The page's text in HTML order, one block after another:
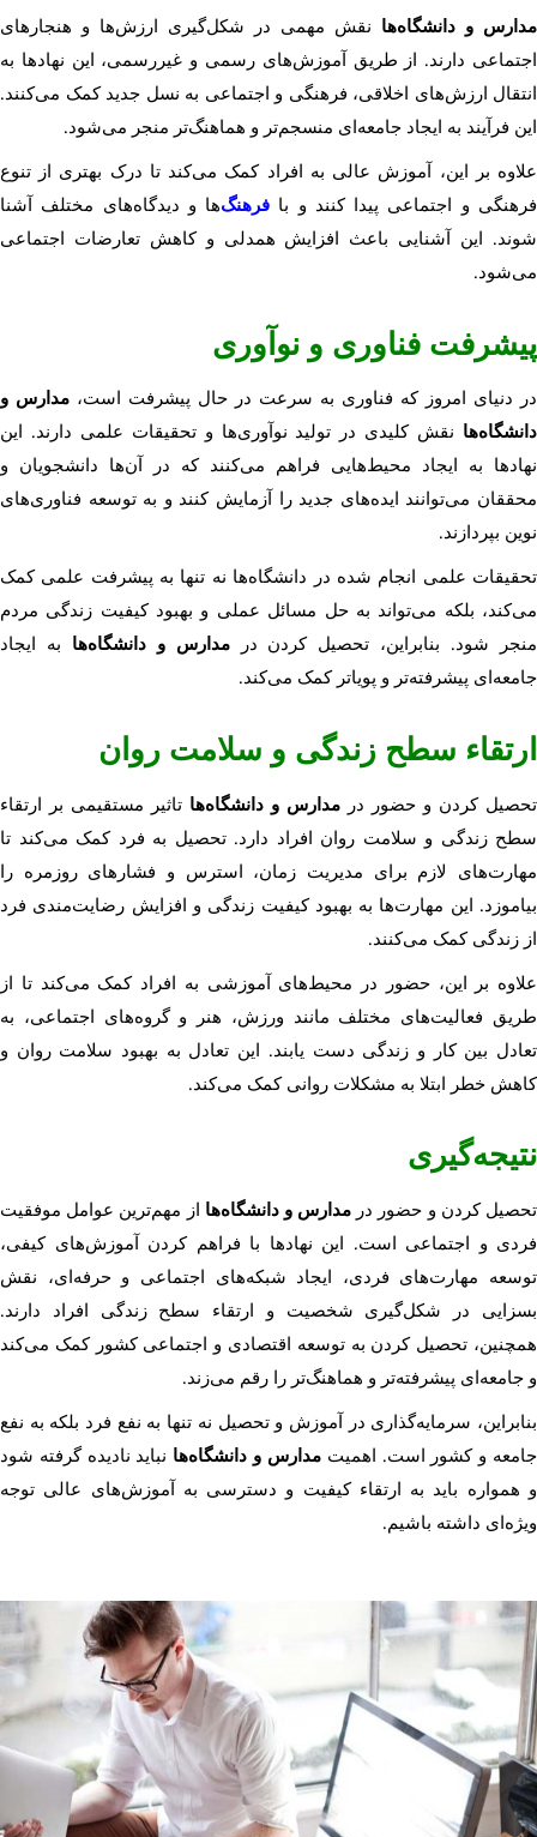
مدارس و دانشگاه‌ها نقش مهمی در شکل‌گیری ارزش‌ها و هنجارهای
اجتماعی دارند. از طریق آموزش‌های رسمی و غیررسمی، این نهادها به
انتقال ارزش‌های اخلاقی، فرهنگی و اجتماعی به نسل جدید کمک می‌کنند.
این فرآیند به ایجاد جامعه‌ای منسجم‌تر و هماهنگ‌تر منجر می‌شود.
علاوه بر این، آموزش عالی به افراد کمک می‌کند تا درک بهتری از تنوع
فرهنگی و اجتماعی پیدا کنند و با فرهنگ‌ها و دیدگاه‌های مختلف آشنا
شوند. این آشنایی باعث افزایش همدلی و کاهش تعارضات اجتماعی
می‌شود.
پیشرفت فناوری و نوآوری
در دنیای امروز که فناوری به سرعت در حال پیشرفت است، مدارس و
دانشگاه‌ها نقش کلیدی در تولید نوآوری‌ها و تحقیقات علمی دارند. این
نهادها به ایجاد محیط‌هایی فراهم می‌کنند که در آن‌ها دانشجویان و
محققان می‌توانند ایده‌های جدید را آزمایش کنند و به توسعه فناوری‌های
نوین بپردازند.
تحقیقات علمی انجام شده در دانشگاه‌ها نه تنها به پیشرفت علمی کمک
می‌کند، بلکه می‌تواند به حل مسائل عملی و بهبود کیفیت زندگی مردم
منجر شود. بنابراین، تحصیل کردن درمدارس و دانشگاه‌ها به ایجاد
جامعه‌ای پیشرفته‌تر و پویاتر کمک می‌کند.
ارتقاء سطح زندگی و سلامت روان
تحصیل کردن و حضور در مدارس و دانشگاه‌ها تاثیر مستقیمی بر ارتقاء
سطح زندگی و سلامت روان افراد دارد. تحصیل به فرد کمک می‌کند تا
مهارت‌های لازم برای مدیریت زمان، استرس و فشارهای روزمره را
بیاموزد. این مهارت‌ها به بهبود کیفیت زندگی و افزایش رضایت‌مندی فرد
از زندگی کمک می‌کنند.
علاوه بر این، حضور در محیط‌های آموزشی به افراد کمک می‌کند تا از
طریق فعالیت‌های مختلف مانند ورزش، هنر و گروه‌های اجتماعی، به
تعادل بین کار و زندگی دست یابند. این تعادل به بهبود سلامت روان و
کاهش خطر ابتلا به مشکلات روانی کمک می‌کند.
نتیجه‌گیری
تحصیل کردن و حضور در مدارس و دانشگاه‌ها از مهم‌ترین عوامل موفقیت
فردی و اجتماعی است. این نهادها با فراهم کردن آموزش‌های کیفی،
توسعه مهارت‌های فردی، ایجاد شبکه‌های اجتماعی و حرفه‌ای، نقش
بسزایی در شکل‌گیری شخصیت و ارتقاء سطح زندگی افراد دارند.
همچنین، تحصیل کردن به توسعه اقتصادی و اجتماعی کشور کمک می‌کند
و جامعه‌ای پیشرفته‌تر و هماهنگ‌تر را رقم می‌زند.
بنابراین، سرمایه‌گذاری در آموزش و تحصیل نه تنها به نفع فرد بلکه به نفع
جامعه و کشور است. اهمیتمدارس و دانشگاه‌ها نباید نادیده گرفته شود
و همواره باید به ارتقاء کیفیت و دسترسی به آموزش‌های عالی توجه
ویژه‌ای داشته باشیم.